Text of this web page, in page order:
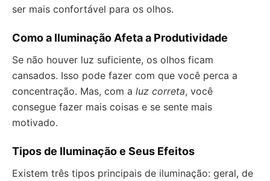
ser mais confortável para os olhos.
Como a Iluminação Afeta a Produtividade
Se não houver luz suficiente, os olhos ficam
cansados. Isso pode fazer com que você perca a
concentração. Mas, com a luz correta, você
consegue fazer mais coisas e se sente mais
motivado.
Tipos de Iluminação e Seus Efeitos
Existem três tipos principais de iluminação: geral, de